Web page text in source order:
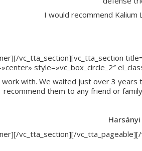
I would recommend Kalium
vc_tta_section][vc_tta_section
style=»vc_box_circle_2″
with. We waited just over 3
recommend them to any friend or
vc_tta_section][/